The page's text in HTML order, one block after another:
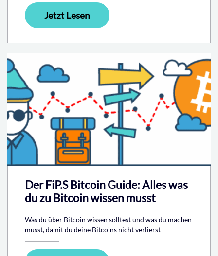
Jetzt Lesen
Der FiP.S Bitcoin Guide: Alles was
du zu Bitcoin wissen musst
Was du über Bitcoin wissen solltest und was du machen
musst, damit du deine Bitcoins nicht verlierst